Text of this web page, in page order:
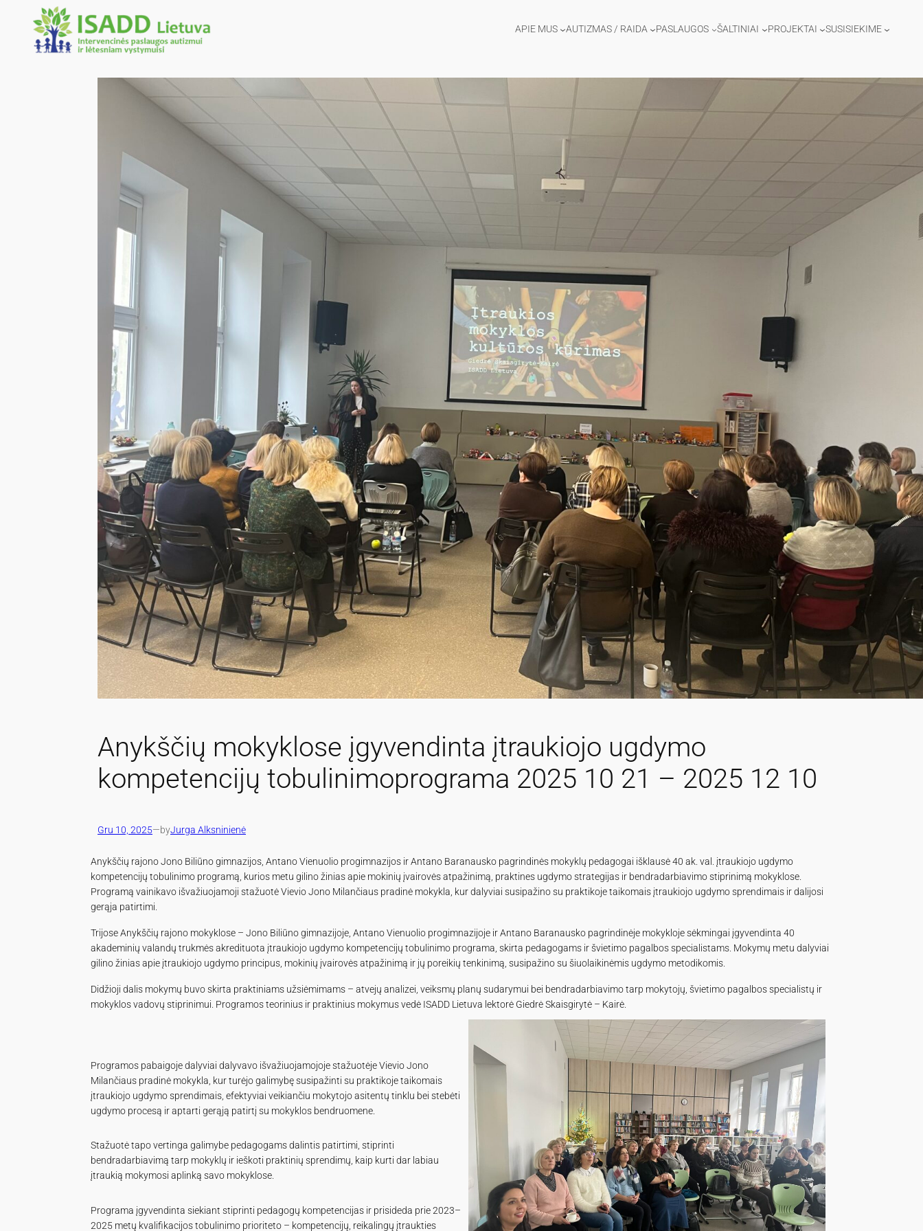
APIE MUS AUTIZMAS / RAIDA PASLAUGOS ŠALTINIAI PROJEKTAI SUSISIEKIME
Anykščių mokyklose įgyvendinta įtraukiojo ugdymo
kompetencijų tobulinimoprograma 2025 10 21 – 2025 12 10
Gru 10, 2025—byJurga Alksninienė
Anykščių rajono Jono Biliūno gimnazijos, Antano Vienuolio progimnazijos ir Antano Baranausko pagrindinės mokyklų pedagogai išklausė 40 ak. val. įtraukiojo ugdymo
kompetencijų tobulinimo programą, kurios metu gilino žinias apie mokinių įvairovės atpažinimą, praktines ugdymo strategijas ir bendradarbiavimo stiprinimą mokyklose.
Programą vainikavo išvažiuojamoji stažuotė Vievio Jono Milančiaus pradinė mokykla, kur dalyviai susipažino su praktikoje taikomais įtraukiojo ugdymo sprendimais ir dalijosi
gerąja patirtimi.
Trijose Anykščių rajono mokyklose – Jono Biliūno gimnazijoje, Antano Vienuolio progimnazijoje ir Antano Baranausko pagrindinėje mokykloje sėkmingai įgyvendinta 40
akademinių valandų trukmės akredituota įtraukiojo ugdymo kompetencijų tobulinimo programa, skirta pedagogams ir švietimo pagalbos specialistams. Mokymų metu dalyviai
gilino žinias apie įtraukiojo ugdymo principus, mokinių įvairovės atpažinimą ir jų poreikių tenkinimą, susipažino su šiuolaikinėmis ugdymo metodikomis.
Didžioji dalis mokymų buvo skirta praktiniams užsiėmimams – atvejų analizei, veiksmų planų sudarymui bei bendradarbiavimo tarp mokytojų, švietimo pagalbos specialistų ir
mokyklos vadovų stiprinimui. Programos teorinius ir praktinius mokymus vedė ISADD Lietuva lektorė Giedrė Skaisgirytė – Kairė.
Programos pabaigoje dalyviai dalyvavo išvažiuojamojoje stažuotėje Vievio Jono
Milančiaus pradinė mokykla, kur turėjo galimybę susipažinti su praktikoje taikomais
įtraukiojo ugdymo sprendimais, efektyviai veikiančiu mokytojo asitentų tinklu bei stebėti
ugdymo procesą ir aptarti gerąją patirtį su mokyklos bendruomene.
Stažuotė tapo vertinga galimybe pedagogams dalintis patirtimi, stiprinti
bendradarbiavimą tarp mokyklų ir ieškoti praktinių sprendimų, kaip kurti dar labiau
įtraukią mokymosi aplinką savo mokyklose.
Programa įgyvendinta siekiant stiprinti pedagogų kompetencijas ir prisideda prie 2023–
2025 metų kvalifikacijos tobulinimo prioriteto – kompetencijų, reikalingų įtraukties